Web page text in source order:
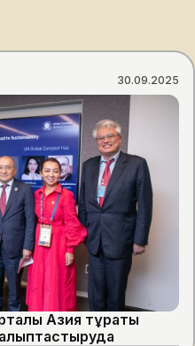
30.09.2025
Азия тұрақты